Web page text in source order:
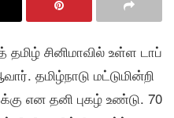
தமிழ் சினிமாவில் உள்ள டாப்
தமிழ்நாடு மட்டுமின்றி
என தனி புகழ் உண்டு. 70